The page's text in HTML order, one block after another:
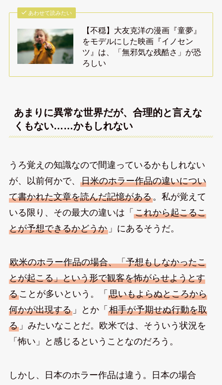
あわせて読みたい
【不穏】大友克洋の漫画『童夢』
をモデルにした映画『イノセン
ツ』は、「無邪気な残酷さ」が恐
ろしい
あまりに異常な世界だが、合理的と言えな
くもない……かもしれない
うろ覚えの知識なので間違っているかもしれない
が、以前何かで、 日米のホラー作品の違いについ
て書かれた文章を読んだ記憶がある。私が覚えて
いる限り、その最大の違いは「 これから起こるこ
とが予想できるかどうか」にあるそうだ。
欧米のホラー作品の場合、「予想もしなかったこ
とが起こる」という形で観客を怖がらせようとす
ることが多いという。「 思いもよらぬところから
何かが出現する」とか「 相手が予期せぬ行動を取
る」みたいなことだ。欧米では、そういう状況を
「怖い」と感じるということなのだろう。
しかし、日本のホラー作品は違う。日本の場合